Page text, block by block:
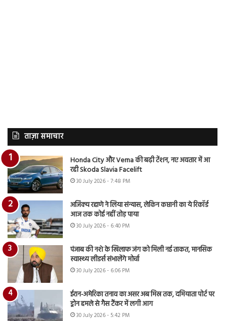
ताज़ा समाचार
Honda City और Verna की बढ़ी टेंशन, नए अवतार में आ
रही Skoda Slavia Facelift
30 July 2026 - 7:48 PM
अजिंक्य रहाणे ने लिया संन्यास, लेकिन कप्तानी का ये रिकॉर्ड
आज तक कोई नहीं तोड़ पाया
30 July 2026 - 6:40 PM
पंजाब की नशे के खिलाफ जंग को मिली नई ताकत, मानसिक
स्वास्थ्य लीडर्स संभालेंगे मोर्चा
30 July 2026 - 6:06 PM
ईरान-अमेरिका तनाव का असर अब मिस्र तक, दमियाता पोर्ट पर
ड्रोन हमले से गैस टैंकर में लगी आग
30 July 2026 - 5:42 PM